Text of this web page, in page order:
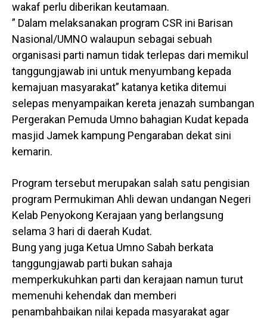
wakaf perlu diberikan keutamaan.
” Dalam melaksanakan program CSR ini Barisan
Nasional/UMNO walaupun sebagai sebuah
organisasi parti namun tidak terlepas dari memikul
tanggungjawab ini untuk menyumbang kepada
kemajuan masyarakat” katanya ketika ditemui
selepas menyampaikan kereta jenazah sumbangan
Pergerakan Pemuda Umno bahagian Kudat kepada
masjid Jamek kampung Pengaraban dekat sini
kemarin.
Program tersebut merupakan salah satu pengisian
program Permukiman Ahli dewan undangan Negeri
Kelab Penyokong Kerajaan yang berlangsung
selama 3 hari di daerah Kudat.
Bung yang juga Ketua Umno Sabah berkata
tanggungjawab parti bukan sahaja
memperkukuhkan parti dan kerajaan namun turut
memenuhi kehendak dan memberi
penambahbaikan nilai kepada masyarakat agar